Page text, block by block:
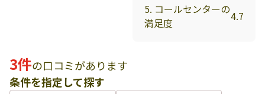
5. コールセンターの
満足度
4.7
3件の口コミがあります
条件を指定して探す